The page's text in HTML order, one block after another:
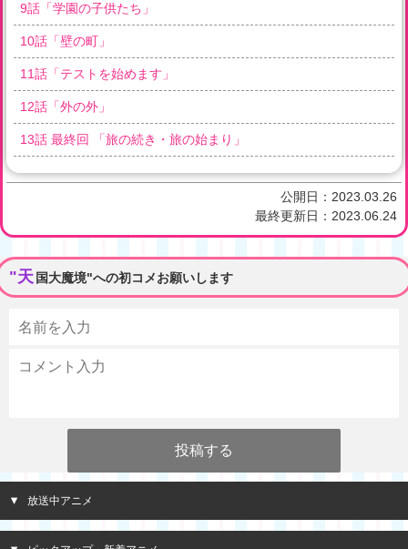
9話「学園の子供たち 」
10話「壁の町 」
11話「テストを始めます 」
12話「外の外 」
13話 最終回 「旅の続き・旅の始まり 」
公開日： 2023.03.26
最終更新日： 2023.06.24
"天 国大魔境"への初コメお願いします
放送中アニメ